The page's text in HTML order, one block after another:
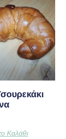
Καλάθι